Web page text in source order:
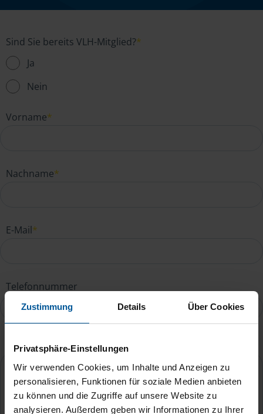
Zustimmung Details Über Cookies
Privatsphäre-Einstellungen
Wir verwenden Cookies, um Inhalte und Anzeigen zu
personalisieren, Funktionen für soziale Medien anbieten
zu können und die Zugriffe auf unsere Website zu
analysieren. Außerdem geben wir Informationen zu Ihrer
Sind Sie bereits VLH-Mitglied?*
Ja
Nein
Vorname*
Nachname*
E-Mail*
Telefonnummer
Ihre Nachricht an Ingo Besa